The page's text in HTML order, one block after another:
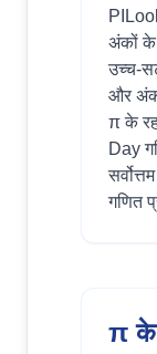
अंकों के
उच्च-
और
π के
Day
गणित
π के